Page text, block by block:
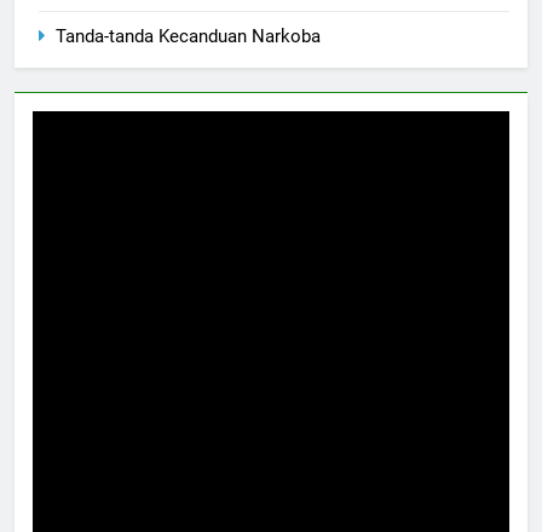
Tanda-tanda Kecanduan Narkoba